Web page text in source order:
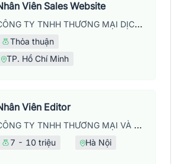
Viên Sales Website
CÔNG TY TNHH THƯƠNG MẠI DỊCH VỤ WEB IDEAS
Thỏa thuận
TP. Hồ Chí Minh
Viên Editor
CÔNG TY TNHH THƯƠNG MẠI VÀ DỊCH VỤ UPMEDIA
7 - 10 triệu Hà Nội